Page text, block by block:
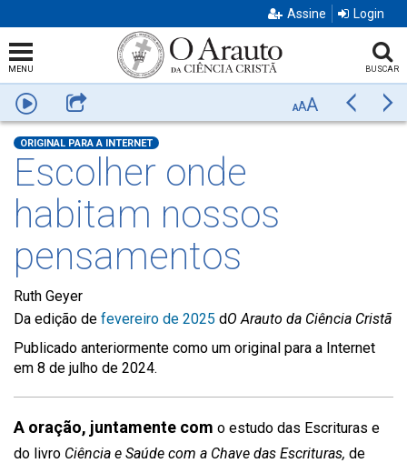
Assine Login
MENU BUSCAR
Ouça Compartilhar AAA Anterior
ORIGINAL PARA A INTERNET
Escolher onde
habitam nossos
pensamentos
Ruth Geyer
Da edição de fevereiro de 2025 dO Arauto da Ciência Cristã
Publicado anteriormente como um original para a Internet
em 8 de julho de 2024.
A oração, juntamente com o estudo das Escrituras e
do livro Ciência e Saúde com a Chave das Escrituras, de